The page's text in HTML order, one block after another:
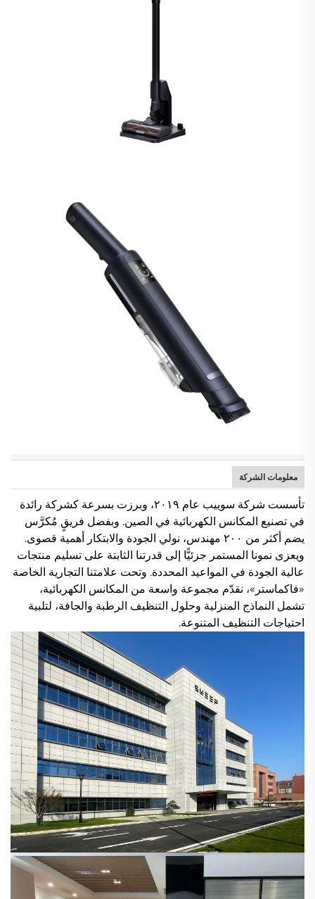
معلومات الشركة
تأسست شركة سوييب عام ٢٠١٩، وبرزت بسرعة كشركة رائدة
في تصنيع المكانس الكهربائية في الصين. وبفضل فريقٍ مُكرَّس
يضم أكثر من ٢٠٠ مهندس، نولي الجودة والابتكار أهمية قصوى.
ويعزى نمونا المستمر جزئيًّا إلى قدرتنا الثابتة على تسليم منتجات
عالية الجودة في المواعيد المحددة. وتحت علامتنا التجارية الخاصة
«فاكماستر»، نقدّم مجموعة واسعة من المكانس الكهربائية،
تشمل النماذج المنزلية وحلول التنظيف الرطبة والجافة، لتلبية
احتياجات التنظيف المتنوعة.